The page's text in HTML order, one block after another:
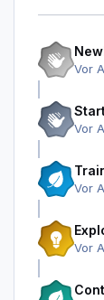
Vor
Vor
Vor
Vor